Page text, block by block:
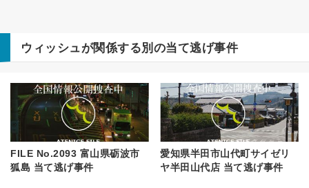
ウィッシュが関係する別の当て逃げ事件
FILE No.2093 富山県砺波市
狐島 当て逃げ事件
愛知県半田市山代町サイゼリ
ヤ半田山代店 当て逃げ事件